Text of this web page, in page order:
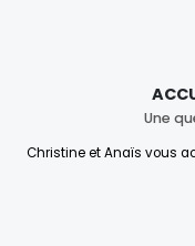
Une
Christine et Anaïs vous